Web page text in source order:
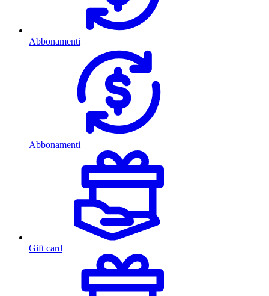
Abbonamenti
Abbonamenti
Gift card